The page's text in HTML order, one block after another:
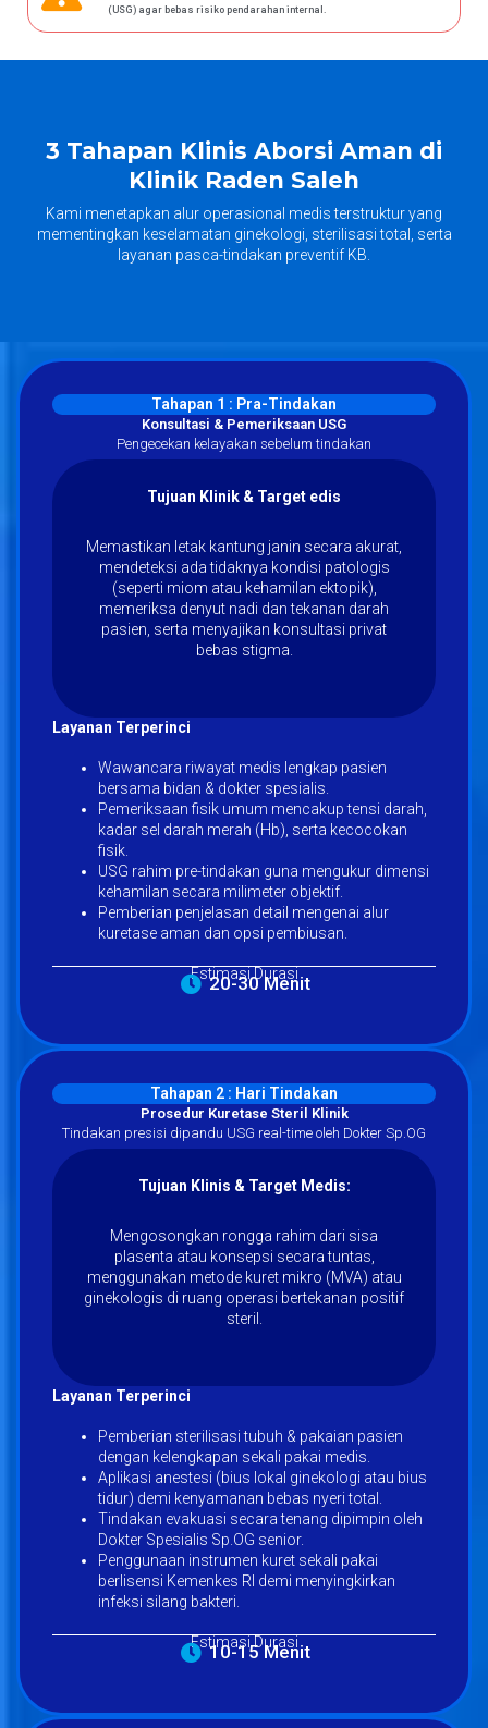
(USG) agar bebas risiko pendarahan internal.
3 Tahapan Klinis Aborsi Aman di
Klinik Raden Saleh
Kami menetapkan alur operasional medis terstruktur yang
mementingkan keselamatan ginekologi, sterilisasi total, serta
layanan pasca-tindakan preventif KB.
Tahapan 1 : Pra-Tindakan
Konsultasi & Pemeriksaan USG
Pengecekan kelayakan sebelum tindakan
Tujuan Klinik & Target edis
Memastikan letak kantung janin secara akurat,
mendeteksi ada tidaknya kondisi patologis
(seperti miom atau kehamilan ektopik),
memeriksa denyut nadi dan tekanan darah
pasien, serta menyajikan konsultasi privat
bebas stigma.
Layanan Terperinci
Wawancara riwayat medis lengkap pasien
bersama bidan & dokter spesialis.
Pemeriksaan fisik umum mencakup tensi darah,
kadar sel darah merah (Hb), serta kecocokan
fisik.
USG rahim pre-tindakan guna mengukur dimensi
kehamilan secara milimeter objektif.
Pemberian penjelasan detail mengenai alur
kuretase aman dan opsi pembiusan.
Estimasi Durasi
20-30 Menit
Tahapan 2 : Hari Tindakan
Prosedur Kuretase Steril Klinik
Tindakan presisi dipandu USG real-time oleh Dokter Sp.OG
Tujuan Klinis & Target Medis:
Mengosongkan rongga rahim dari sisa
plasenta atau konsepsi secara tuntas,
menggunakan metode kuret mikro (MVA) atau
ginekologis di ruang operasi bertekanan positif
steril.
Layanan Terperinci
Pemberian sterilisasi tubuh & pakaian pasien
dengan kelengkapan sekali pakai medis.
Aplikasi anestesi (bius lokal ginekologi atau bius
tidur) demi kenyamanan bebas nyeri total.
Tindakan evakuasi secara tenang dipimpin oleh
Dokter Spesialis Sp.OG senior.
Penggunaan instrumen kuret sekali pakai
berlisensi Kemenkes RI demi menyingkirkan
infeksi silang bakteri.
Estimasi Durasi
10-15 Menit